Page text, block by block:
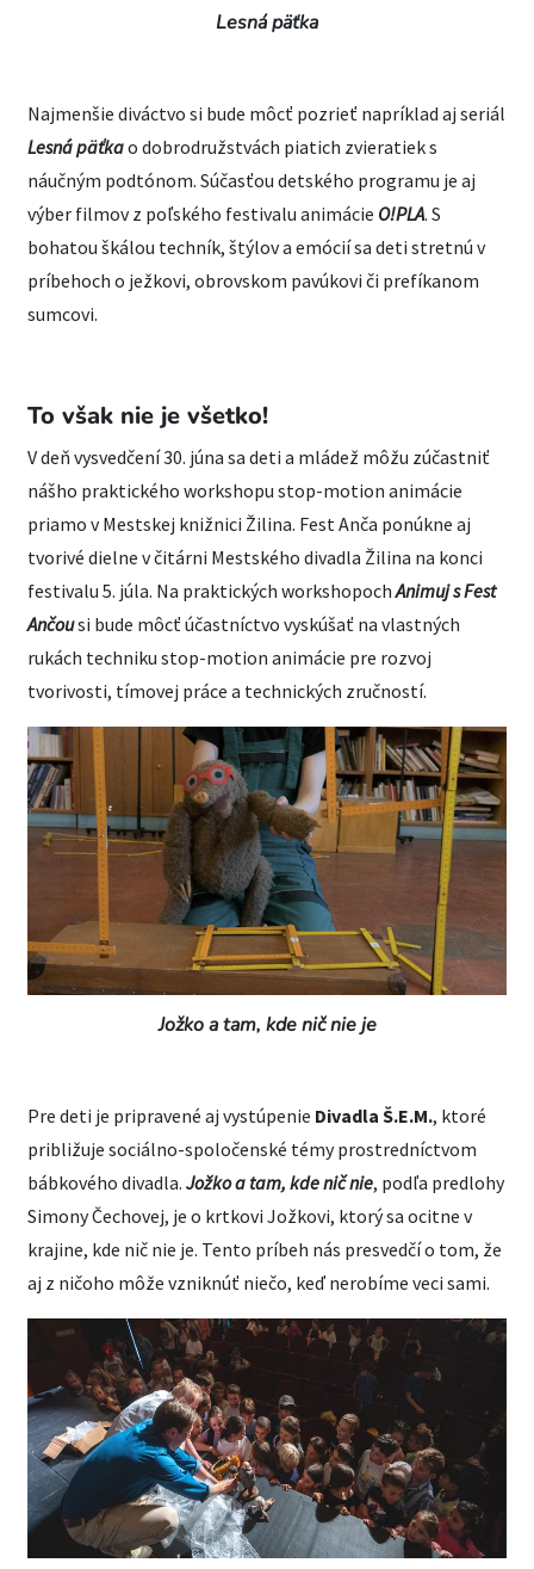
Lesná päťka
Najmenšie diváctvo si bude môcť pozrieť napríklad aj seriál
Lesná päťkao dobrodružstvách piatich zvieratiek s
náučným podtónom. Súčasťou detského programu je aj
výber filmov z poľského festivalu animácie O!PLA. S
bohatou škálou techník, štýlov a emócií sa deti stretnú v
príbehoch o ježkovi, obrovskom pavúkovi či prefíkanom
sumcovi.
To však nie je všetko!
V deň vysvedčení 30. júna sa deti a mládež môžu zúčastniť
nášho praktického workshopu stop-motion animácie
priamo v Mestskej knižnici Žilina. Fest Anča ponúkne aj
tvorivé dielne v čitárni Mestského divadla Žilina na konci
festivalu 5. júla. Na praktických workshopochAnimuj s Fest
Ančousi bude môcť účastníctvo vyskúšať na vlastných
rukách techniku stop-motion animácie pre rozvoj
tvorivosti, tímovej práce a technických zručností.
Jožko a tam, kde nič nie je
Pre deti je pripravené aj vystúpenie Divadla Š.E.M., ktoré
približuje sociálno-spoločenské témy prostredníctvom
bábkového divadla. Jožko a tam, kde nič nie, podľa predlohy
Simony Čechovej, je o krtkovi Jožkovi, ktorý sa ocitne v
krajine, kde nič nie je. Tento príbeh nás presvedčí o tom, že
aj z ničoho môže vzniknúť niečo, keď nerobíme veci sami.